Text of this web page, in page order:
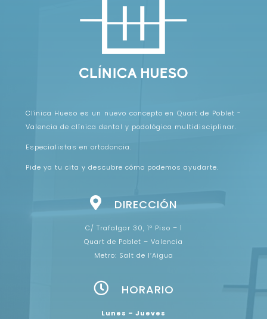
Clínica Hueso es un nuevo concepto en Quart de Poblet -
Valencia de clínica dental y podológica multidisciplinar.
Especialistas en ortodoncia.
Pide ya tu cita y descubre cómo podemos ayudarte.
DIRECCIÓN
C/ Trafalgar 30, 1º Piso – 1
Quart de Poblet – Valencia
Metro: Salt de l’Aigua
HORARIO
Lunes – Jueves